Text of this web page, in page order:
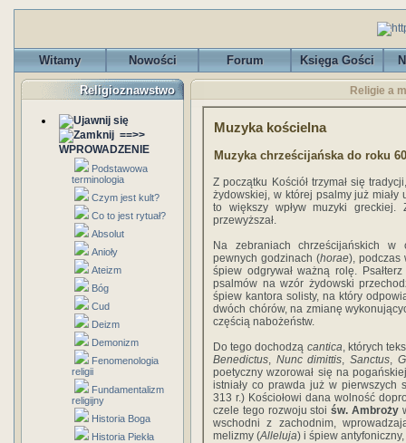
Witamy Nowości Forum Księga Gości
Religioznawstwo
==>>
WPROWADZENIE
Podstawowa
terminologia
Czym jest kult?
Co to jest rytuał?
Absolut
Anioły
Ateizm
Bóg
Cud
Deizm
Demonizm
Fenomenologia
religii
Fundamentalizm
religijny
Historia Boga
Historia Piekła
Religie a
Muzyka kościelna
Muzyka chrześcijańska do roku
Z początku Kościół trzymał się
żydowskiej, w której psalmy już
to większy wpływ muzyki
przewyższał.
Na zebraniach chrześcijańskich w
pewnych godzinach (horae), podczas
śpiew odgrywał ważną rolę.
psalmów na wzór żydowski
śpiew kantora solisty, na który
dwóch chórów, na zmianę
częścią nabożeństw.
Do tego dochodzą cantica, których
Benedictus, Nunc dimittis,Sanctus,
poetyczny wzorował się na
istniały co prawda już w pierwszych
313 r.) Kościołowi dana wolność
czele tego rozwoju stoiśw. Ambroży
wschodni z zachodnim,
melizmy (Alleluja) i śpiew